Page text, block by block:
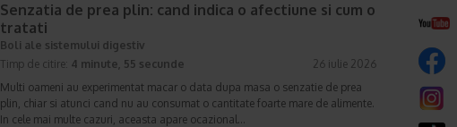
Senzatia de prea plin: cand indica o afectiune si cum o
tratati
Boli ale sistemului digestiv
Timp de citire: 4 minute, 55 secunde
26 iulie 2026
Multi oameni au experimentat macar o data dupa masa o senzatie de prea
plin, chiar si atunci cand nu au consumat o cantitate foarte mare de alimente.
In cele mai multe cazuri, aceasta apare ocazional…